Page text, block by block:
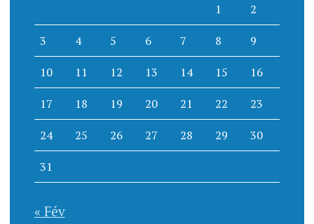
1 2
3 4 5 6 7 8 9
10 11 12 13 14 15 16
17 18 19 20 21 22 23
24 25 26 27 28 29 30
31
« Fév